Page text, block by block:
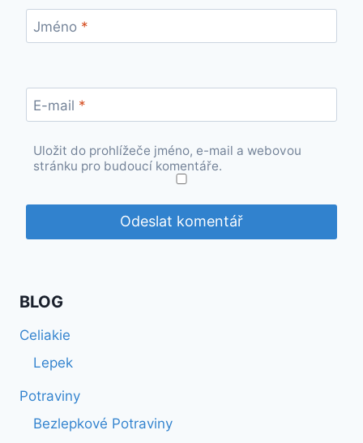
Jméno *
E-mail *
Uložit do prohlížeče jméno, e-mail a webovou
stránku pro budoucí komentáře.
BLOG
Celiakie
Lepek
Potraviny
Bezlepkové Potraviny